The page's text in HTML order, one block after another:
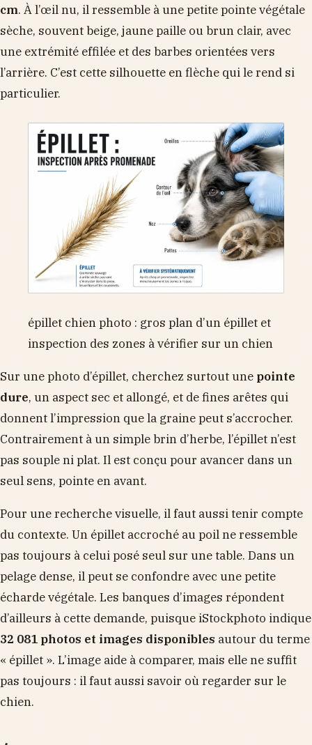
cm. À l’œil nu, il ressemble à une petite pointe végétale
sèche, souvent beige, jaune paille ou brun clair, avec
une extrémité effilée et des barbes orientées vers
l’arrière. C’est cette silhouette en flèche qui le rend si
particulier.
épillet chien photo : gros plan d’un épillet et
inspection des zones à vérifier sur un chien
Sur une photo d’épillet, cherchez surtout une pointe
dure, un aspect sec et allongé, et de fines arêtes qui
donnent l’impression que la graine peut s’accrocher.
Contrairement à un simple brin d’herbe, l’épillet n’est
pas souple ni plat. Il est conçu pour avancer dans un
seul sens, pointe en avant.
Pour une recherche visuelle, il faut aussi tenir compte
du contexte. Un épillet accroché au poil ne ressemble
pas toujours à celui posé seul sur une table. Dans un
pelage dense, il peut se confondre avec une petite
écharde végétale. Les banques d’images répondent
d’ailleurs à cette demande, puisque iStockphoto indique
32 081 photos et images disponibles autour du terme
« épillet ». L’image aide à comparer, mais elle ne suffit
pas toujours : il faut aussi savoir où regarder sur le
chien.